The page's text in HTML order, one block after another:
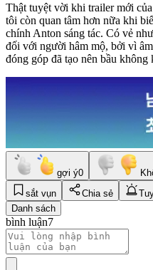
Thật tuyệt vời khi trailer mới
tôi còn quan tâm hơn nữa khi
chính Anton sáng tác. Có vẻ
đối với người hâm mộ, bởi vì
đóng góp đã tạo nên bầu không
gợi ý0
sắt vụn
Chia sẻ
Danh sách
bình luận7